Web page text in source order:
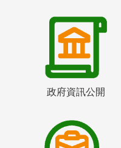
政府資訊公開